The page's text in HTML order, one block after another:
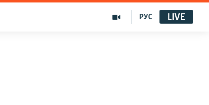
РУС LIVE